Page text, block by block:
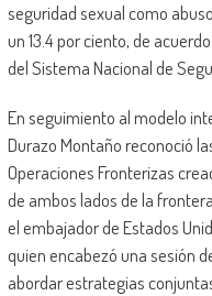
seguridad sexual como
un 13.4 por ciento, de
del Sistema Nacional de
En seguimiento al modelo
Durazo Montaño reconoció
Operaciones Fronterizas
de ambos lados de la
el embajador de Estados
quien encabezó una sesión
abordar estrategias